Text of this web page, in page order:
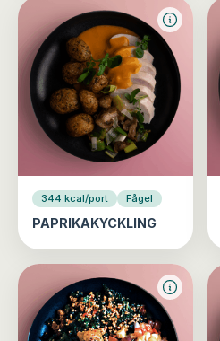
344 kcal/port Fågel
PAPRIKAKYCKLING